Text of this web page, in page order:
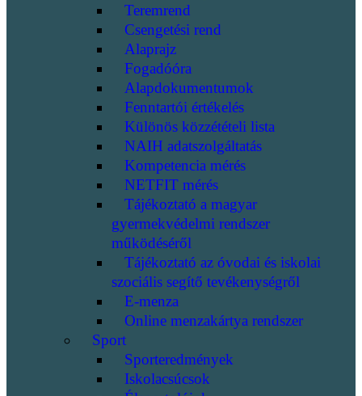
Teremrend
Csengetési rend
Alaprajz
Fogadóóra
Alapdokumentumok
Fenntartói értékelés
Különös közzétételi lista
NAIH adatszolgáltatás
Kompetencia mérés
NETFIT mérés
Tájékoztató a magyar
gyermekvédelmi rendszer
működéséről
Tájékoztató az óvodai és iskolai
szociális segítő tevékenységről
E-menza
Online menzakártya rendszer
Sport
Sporteredmények
Iskolacsúcsok